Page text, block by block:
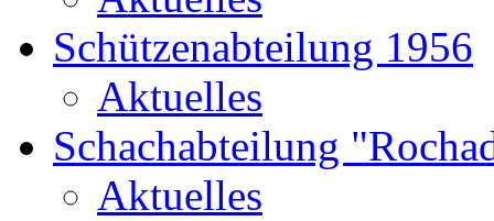
Schützenabteilung 1956
Aktuelles
Schachabteilung
Aktuelles